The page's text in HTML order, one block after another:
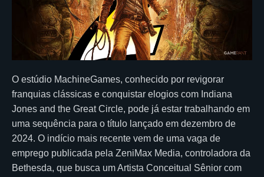
O estúdio MachineGames, conhecido por revigorar
franquias clássicas e conquistar elogios com Indiana
Jones and the Great Circle, pode já estar trabalhando em
uma sequência para o título lançado em dezembro de
2024. O indício mais recente vem de uma vaga de
emprego publicada pela ZeniMax Media, controladora da
Bethesda, que busca um Artista Conceitual Sênior com